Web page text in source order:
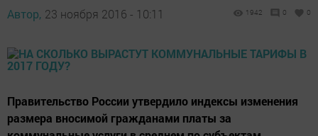
Автор, 23 ноября 2016 - 10:11 1942 0 0
Правительство России утвердило индексы изменения
размера вносимой гражданами платы за